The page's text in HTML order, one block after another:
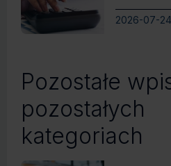
jak
2026-07-24
Pozostałe
pozostałych
kategoriach